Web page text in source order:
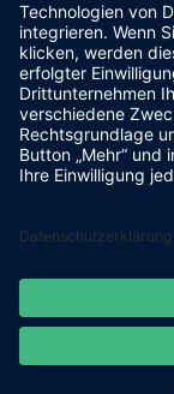
Social
Webmail